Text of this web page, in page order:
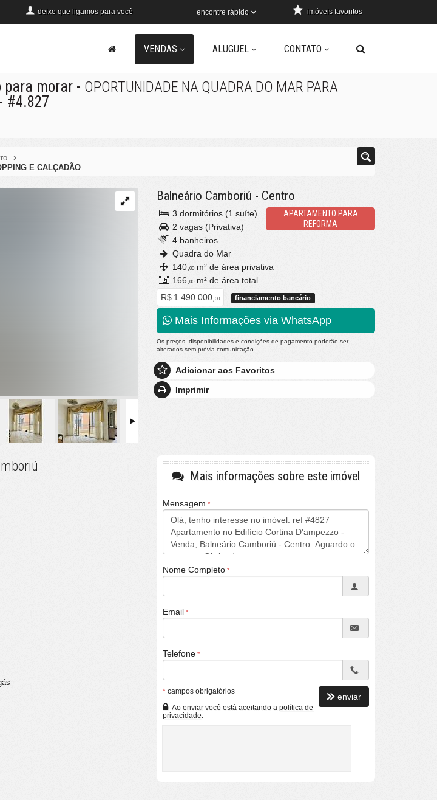
deixe que ligamos para você encontre rápido imóveis favoritos
VENDAS ALUGUEL CONTATO
para morar - OPORTUNIDADE NA QUADRA DO MAR PARA
- #4.827
E CALÇADÃO
Balneário Camboriú - Centro
APARTAMENTO PARA
REFORMA
3 dormitórios (1 suíte)
2 vagas (Privativa)
4 banheiros
Quadra do Mar
140, 00 m² de área privativa
166, 00 m² de área total
R$ 1.490.000, 00 financiamento bancário
Mais Informações via WhatsApp
Os preços, disponibilidades e condições de pagamento poderão ser
alterados sem prévia comunicação.
Adicionar aos Favoritos
Imprimir
Mais informações sobre este imóvel
Mensagem
Nome Completo
Email
Telefone
* campos obrigatórios
Ao enviar você está aceitando a política de
privacidade
enviar